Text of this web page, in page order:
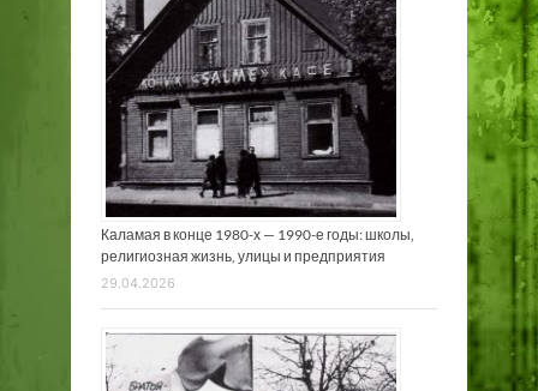
Каламая в конце 1980-х — 1990-е годы: школы,
религиозная жизнь, улицы и предприятия
29.04.2026